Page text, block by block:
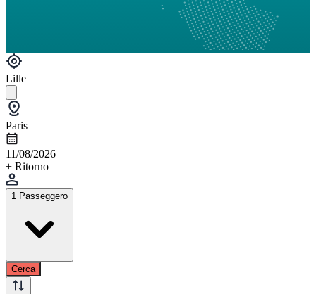
Lille
Paris
11/08/2026
+ Ritorno
1 Passeggero
Cerca